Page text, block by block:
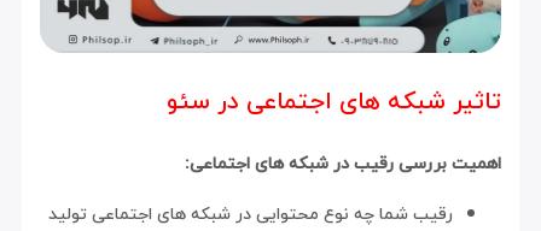
تاثیر شبکه های اجتماعی در سئو
اهمیت بررسی رقیب در شبکه های اجتماعی:
رقیب شما چه نوع محتوایی در شبکه های اجتماعی تولید